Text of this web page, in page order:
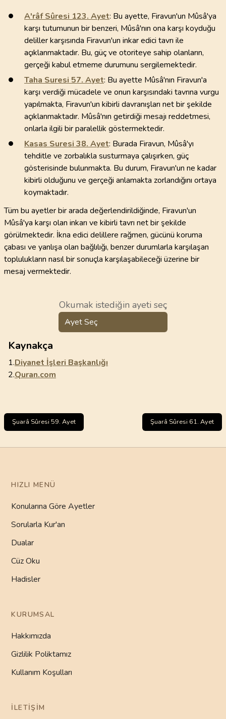
A'râf Sûresi 123. Ayet: Bu ayette, Firavun'un Mûsâ'ya
karşı tutumunun bir benzeri, Mûsâ'nın ona karşı koyduğu
deliller karşısında Firavun'un inkar edici tavrı ile
açıklanmaktadır. Bu, güç ve otoriteye sahip olanların,
gerçeği kabul etmeme durumunu sergilemektedir.
Taha Suresi 57. Ayet: Bu ayette Mûsâ'nın Firavun'a
karşı verdiği mücadele ve onun karşısındaki tavrına vurgu
yapılmakta, Firavun'un kibirli davranışları net bir şekilde
açıklanmaktadır. Mûsâ'nın getirdiği mesajı reddetmesi,
onlarla ilgili bir paralellik göstermektedir.
Kasas Suresi 38. Ayet: Burada Firavun, Mûsâ'yı
tehditle ve zorbalıkla susturmaya çalışırken, güç
gösterisinde bulunmakta. Bu durum, Firavun'un ne kadar
kibirli olduğunu ve gerçeği anlamakta zorlandığını ortaya
koymaktadır.
Tüm bu ayetler bir arada değerlendirildiğinde, Firavun'un
Mûsâ'ya karşı olan inkarı ve kibirli tavrı net bir şekilde
görülmektedir. İkna edici delillere rağmen, gücünü koruma
çabası ve yanlışa olan bağlılığı, benzer durumlarla karşılaşan
toplulukların nasıl bir sonuçla karşılaşabileceği üzerine bir
mesaj vermektedir.
Okumak istediğin ayeti seç
Ayet Seç
Kaynakça
1.Diyanet İşleri Başkanlığı
2.Quran.com
Şuarâ Sûresi 59. Ayet Şuarâ Sûresi 61. Ayet
HIZLI MENÜ
Konularına Göre Ayetler
Sorularla Kur'an
Dualar
Cüz Oku
Hadisler
KURUMSAL
Hakkımızda
Gizlilik Poliktamız
Kullanım Koşulları
İLETIŞIM